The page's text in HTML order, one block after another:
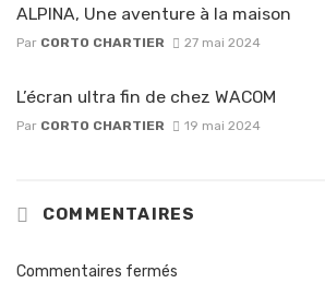
ALPINA, Une aventure à la maison
Par CORTO CHARTIER 27 mai 2024
L’écran ultra fin de chez WACOM
Par CORTO CHARTIER 19 mai 2024
COMMENTAIRES
Commentaires fermés